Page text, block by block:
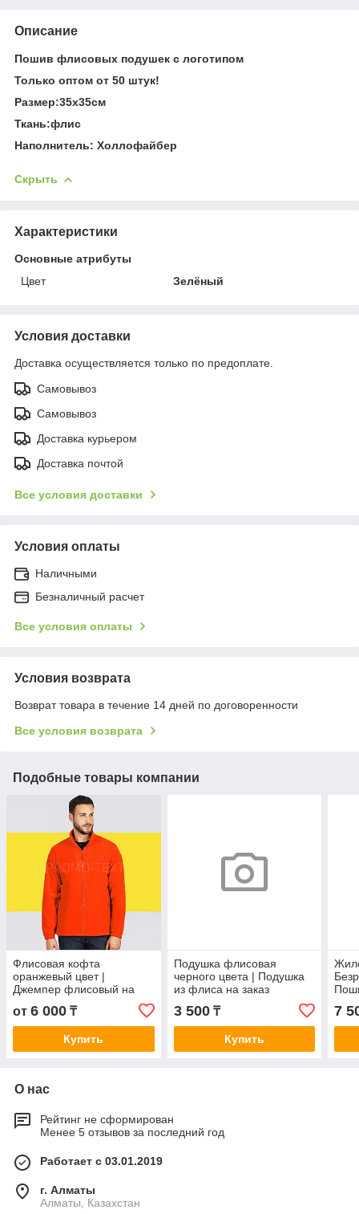
Описание
Пошив флисовых подушек с логотипом
Только оптом от 50 штук!
Размер:35х35см
Ткань:флис
Наполнитель: Холлофайбер
Скрыть
Характеристики
Основные атрибуты
Цвет
Зелёный
Условия доставки
Доставка осуществляется только по предоплате.
Самовывоз
Самовывоз
Доставка курьером
Доставка почтой
Все условия доставки
Условия оплаты
Наличными
Безналичный расчет
Все условия оплаты
Условия возврата
Возврат товара в течение 14 дней по договоренности
Все условия возврата
Подобные товары компании
Флисовая кофта
оранжевый цвет |
Джемпер флисовый на
от 6 000 ₸
Купить
Подушка флисовая
черного цвета | Подушка
из флиса на заказ
3 500₸
Купить
7
О нас
Рейтинг не сформирован
Менее 5 отзывов за последний год
Работает с 03.01.2019
г. Алматы
Алматы, Казахстан